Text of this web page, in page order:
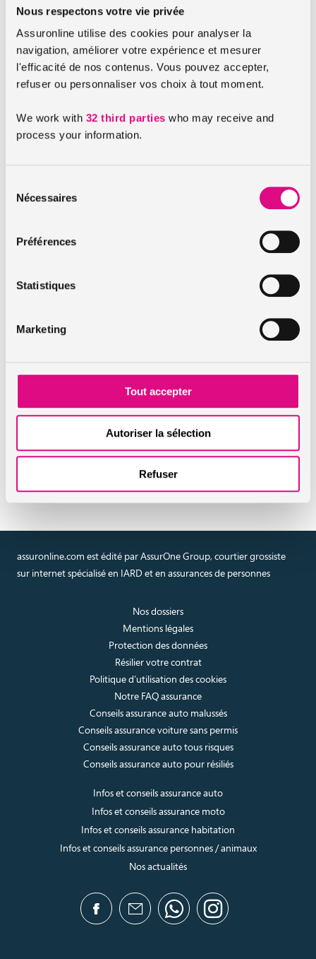
Nous respectons votre vie privée
Assuronline utilise des cookies pour analyser la
navigation, améliorer votre expérience et mesurer
l'efficacité de nos contenus. Vous pouvez accepter,
refuser ou personnaliser vos choix à tout moment.
We work with 32 third parties who may receive and
process your information.
Nécessaires
Préférences
Statistiques
Marketing
Tout accepter
Autoriser la sélection
Refuser
demande depuis l’application de transport de la ville de
Les trajets sont équipés d’un certain nombre de capteurs
pour améliorer l’autonomie du véhicule.
parcours de ces véhicules autonomes partagés.
Ces tests sont notables puisqu’ils vont plus loin que des tests
de voitures de particuliers sur voies rapides et autoroutes.
points, de potentiels obstacles et imprévus.
millions d’euros.
Un nouveau contrôle technique en phase de test
Assurance vehicule : l’Europe met en place la parité
FAQ assurance auto
assuronline.com est édité par AssurOne Group, courtier grossiste
sur internet spécialisé en IARD et en assurances de personnes
Nos dossiers
Mentions légales
Protection des données
Résilier votre contrat
Politique d’utilisation des cookies
Notre FAQ assurance
Conseils assurance auto malussés
Conseils assurance voiture sans permis
Conseils assurance auto tous risques
Conseils assurance auto pour résiliés
Infos et conseils assurance auto
Infos et conseils assurance moto
Infos et conseils assurance habitation
Infos et conseils assurance personnes / animaux
Nos actualités